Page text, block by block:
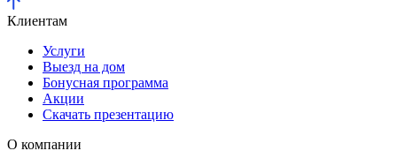
Клиентам
Услуги
Выезд на дом
Бонусная программа
Акции
Скачать презентацию
О компании